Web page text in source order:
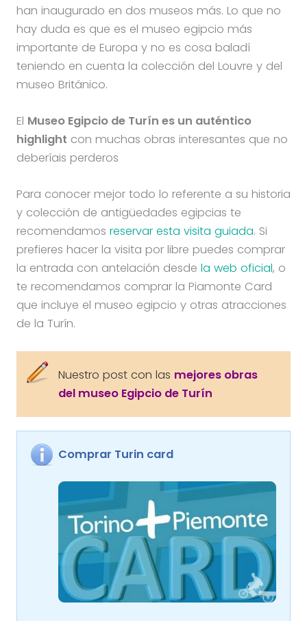
han inaugurado en dos museos más. Lo que no
hay duda es que es el museo egipcio más
importante de Europa y no es cosa baladí
teniendo en cuenta la colección del Louvre y del
museo Británico.
El Museo Egipcio de Turín es un auténtico
highlight con muchas obras interesantes que no
deberíais perderos
Para conocer mejor todo lo referente a su historia
y colección de antigüedades egipcias te
recomendamos reservar esta visita guiada. Si
prefieres hacer la visita por libre puedes comprar
la entrada con antelación desde la web oficial, o
te recomendamos comprar la Piamonte Card
que incluye el museo egipcio y otras atracciones
de la Turín.
Nuestro post con las mejores obras
del museo Egipcio de Turín
Comprar Turin card